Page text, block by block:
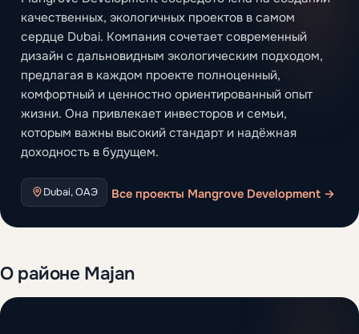
качественных, экологичных проектов в самом
сердце Dubai. Компания сочетает современный
дизайн с дальновидным экологическим подходом,
предлагая в каждом проекте полноценный,
комфортный и ценностно ориентированный опыт
жизни. Она привлекает инвесторов и семьи,
которым важны высокий стандарт и надёжная
доходность в будущем.
Dubai, ОАЭ Все проекты Mangrove Development →
О районе Majan